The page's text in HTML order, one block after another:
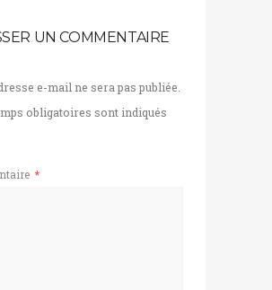
UN COMMENTAIRE
e-mail ne sera pas publiée.
obligatoires sont indiqués
*